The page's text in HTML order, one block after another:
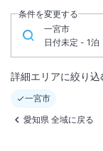
条件を変更する
一宮市
日付未定 - 1泊
詳細エリアに絞り込
一宮市
愛知県 全域に戻る